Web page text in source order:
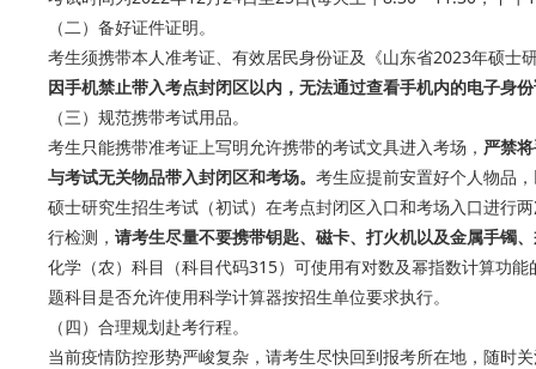
（二）备好证件证明。
考生须携带本人准考证、有效居民身份证及《山东省2023年硕
因手机禁止带入考点封闭区以内，无法通过查看手机内的电子身
（三）规范携带考试用品。
考生只能携带准考证上写明允许携带的考试文具进入考场， 严禁
与考试无关物品带入封闭区和考场。 考生应提前安置好个人物品
硕士研究生招生考试（初试）在考点封闭区入口和考场入口进行
行检测， 请考生尽量不要携带钥匙、磁卡、打火机以及金属手镯
化学（农）科目（科目代码315）可使用有对数及幂指数计算功
题科目是否允许使用科学计算器按招生单位要求执行。
（四）合理规划赴考行程。
当前疫情防控形势严峻复杂，请考生尽快回到报考所在地，随时